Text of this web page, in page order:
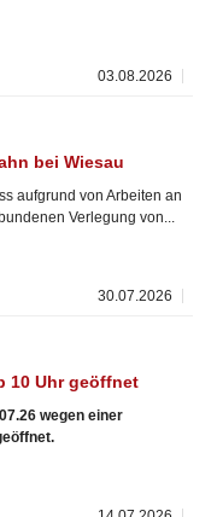
03.08.2026
bei Wiesau
aufgrund von Arbeiten an
Verlegung von...
30.07.2026
10 Uhr geöffnet
wegen einer